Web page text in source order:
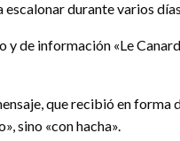
escalonar durante varios
de información «Le
que recibió en
sino «con hacha».